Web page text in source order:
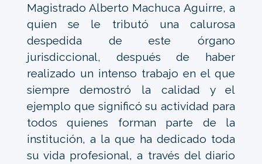
Magistrado Alberto Machuca Aguirre, a
quien se le tributó una calurosa
despedida de este órgano
jurisdiccional, después de haber
realizado un intenso trabajo en el que
siempre demostró la calidad y el
ejemplo que significó su actividad para
todos quienes forman parte de la
institución, a la que ha dedicado toda
su vida profesional, a través del diario